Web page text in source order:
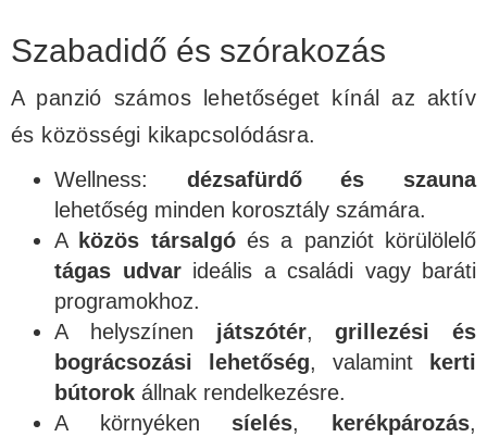
Szabadidő és szórakozás
A panzió számos lehetőséget kínál az aktív
és közösségi kikapcsolódásra.
Wellness: dézsafürdő és szauna
lehetőség minden korosztály számára.
A közös társalgóés a panziót körülölelő
tágas udvarideális a családi vagy baráti
programokhoz.
A helyszínen játszótér,grillezési és
bográcsozási lehetőség, valamint
kerti
bútorok állnak rendelkezésre.
A környéken síelés, kerékpározás,